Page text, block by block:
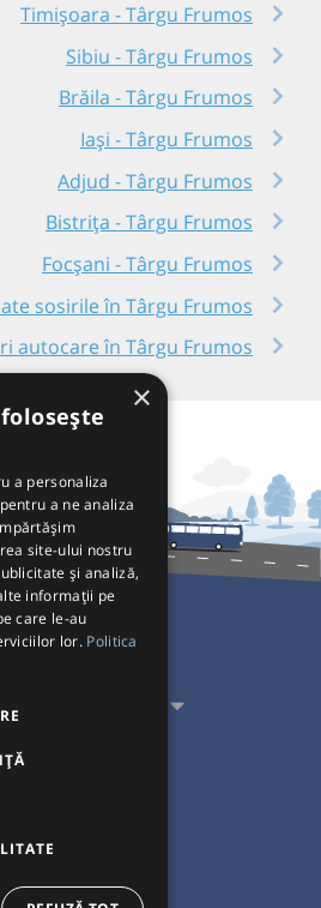
Timișoara - Târgu Frumos
Sibiu - Târgu Frumos
Brăila - Târgu Frumos
Iași - Târgu Frumos
Adjud - Târgu Frumos
Bistrița - Târgu Frumos
Focșani - Târgu Frumos
sosirile în Târgu Frumos
autocare în Târgu Frumos
Călători
plăți cu
×
a personaliza
a ne analiza
site-ului nostru
și analiză,
informații pe
care le-au
lor. Politica